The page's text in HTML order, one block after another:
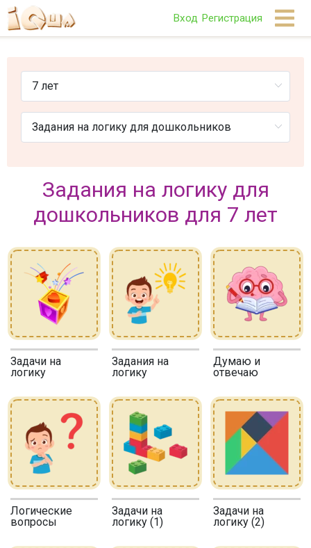
Вход Регистрация
Задания на логику для
дошкольников для 7 лет
Задачи на
логику
Задания на
логику
Думаю и
отвечаю
Логические
вопросы
Задачи на
логику (1)
Задачи на
логику (2)